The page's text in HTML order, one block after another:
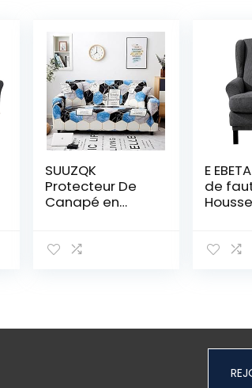
SUUZQK
Protecteur De
Canapé en
Canapé
Toutes Saisons 1
E
de